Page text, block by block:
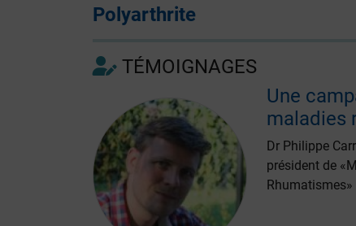
Polyarthrite
TÉMOIGNAGES
Une
maladies
Dr Philippe
président de
Rhumatismes»